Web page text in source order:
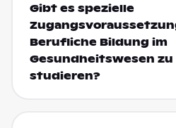
Gibt es spezielle
Berufliche Bildung im
Gesundheitswesen zu
studieren?